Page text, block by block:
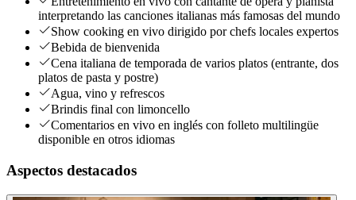
interpretando las canciones italianas más famosas del mundo
Show cooking en vivo dirigido por chefs locales expertos
Bebida de bienvenida
Cena italiana de temporada de varios platos (entrante, dos
platos de pasta y postre)
Agua, vino y refrescos
Brindis final con limoncello
Comentarios en vivo en inglés con folleto multilingüe
disponible en otros idiomas
Aspectos destacados